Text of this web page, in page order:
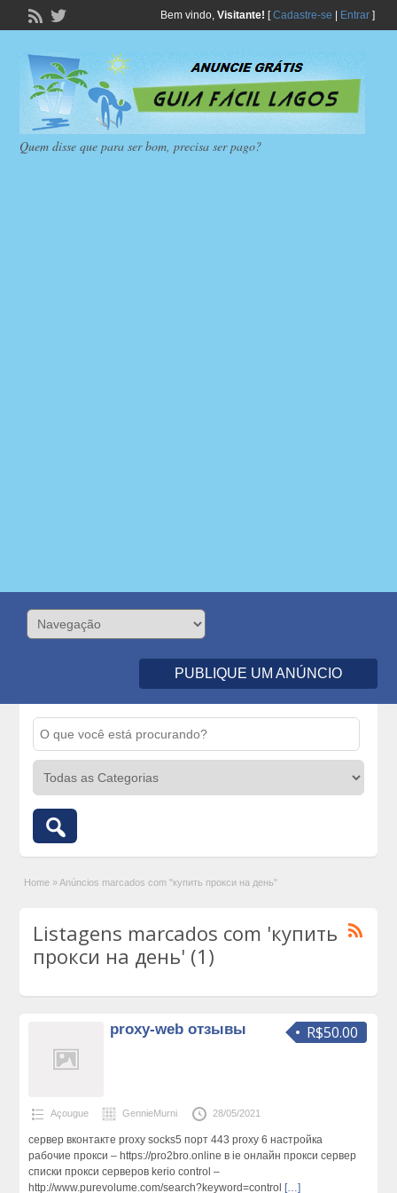
Bem vindo, Visitante! [Cadastre-se Entrar]
Quem disse que para ser bom, precisa ser pago?
PUBLIQUE UM ANÚNCIO
Home » Anúncios marcados com "купить прокси на день"
Listagens marcados com 'купить
прокси на день' (1)
R$50.00
proxy-web отзывы
Açougue GennieMurni 28/05/2021
сервер вконтакте proxy socks5 порт 443 proxy 6 настройка
рабочие прокси – https://pro2bro.online в ie онлайн прокси сервер
списки прокси серверов kerio control –
http://www.purevolume.com/search?keyword=control […]